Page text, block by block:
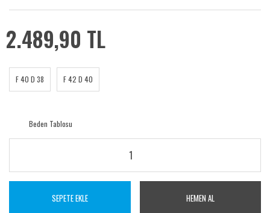
2.489,90 TL
F 40 D 38 F 42 D 40
Beden Tablosu
SEPETE EKLE HEMEN AL